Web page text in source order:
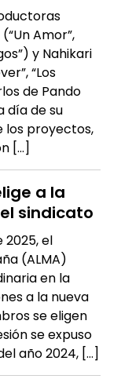
Amor”,
y Nahikari
“Los
de Pando
día de su
los proyectos,
[…]
a la
sindicato
2025, el
(ALMA)
en la
a la nueva
se eligen
se expuso
año 2024, […]